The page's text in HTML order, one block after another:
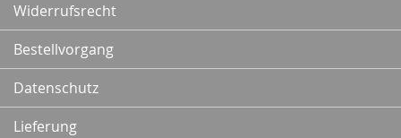
Widerrufsrecht
Bestellvorgang
Datenschutz
Lieferung